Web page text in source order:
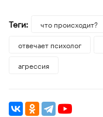
Теги: что происходит?
отвечает психолог
агрессия